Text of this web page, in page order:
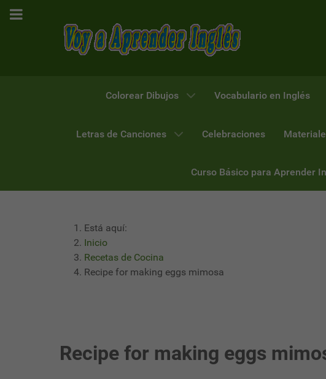
Colorear Dibujos Vocabulario en Inglés
Letras de Canciones Celebraciones
Curso Básico para Aprender
Está aquí:
Inicio
Recetas de Cocina
Recipe for making eggs mimosa
Recipe for making eggs